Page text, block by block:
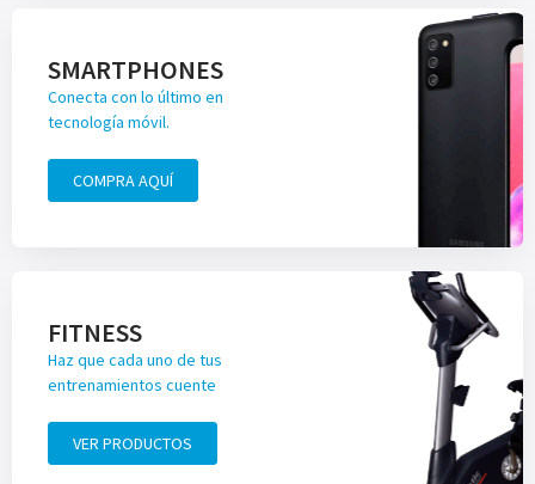
SMARTPHONES
Conecta con lo último en
tecnología móvil.
COMPRA AQUÍ
FITNESS
Haz que cada uno de tus
entrenamientos cuente
VER PRODUCTOS